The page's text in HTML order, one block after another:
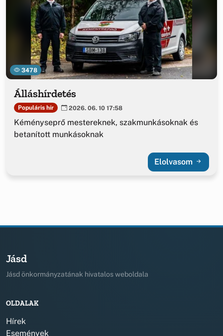
3478
Álláshírdetés
Populáris hír 2026. 06. 10 17:58
Kéményseprő mestereknek, szakmunkásoknak és
betanított munkásoknak
Elolvasom
Jásd
Jásd önkormányzatának hivatalos weboldala
OLDALAK
Hírek
Események